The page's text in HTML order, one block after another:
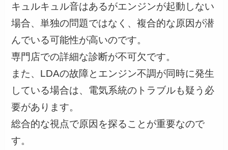
キュルキュル音はあるがエンジンが起動しない
場合、単独の問題ではなく、複合的な原因が潜
んでいる可能性が高いのです。
専門店での詳細な診断が不可欠です。
また、LDAの故障とエンジン不調が同時に発生
している場合は、電気系統のトラブルも疑う必
要があります。
総合的な視点で原因を探ることが重要なので
す。